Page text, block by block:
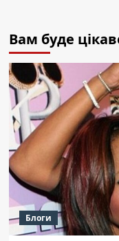
Вам буде
Блоги